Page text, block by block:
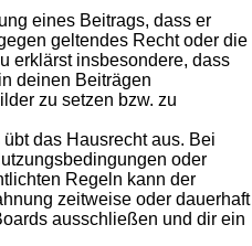
eines Beitrags, dass er
geltendes Recht oder die
erklärst insbesondere, dass
deinen Beiträgen
zu setzen bzw. zu
das Hausrecht aus. Bei
oder
Regeln kann der
zeitweise oder dauerhaft
ausschließen und dir ein